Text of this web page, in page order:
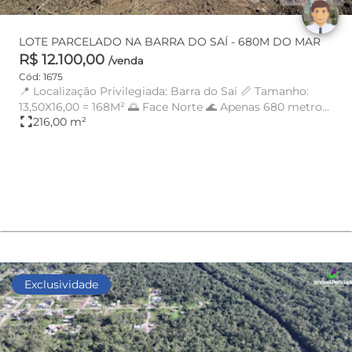
LOTE PARCELADO NA BARRA DO SAÍ - 680M DO MAR
R$ 12.100,00 /venda
Cód: 1675
📍 Localização Privilegiada: Barra do Saí 📏 Tamanho:
13,50X16,00 = 168M² 🌅 Face Norte 🌊 Apenas 680 metros
da praia! ...
fullscreen216,00 m²
Exclusividade